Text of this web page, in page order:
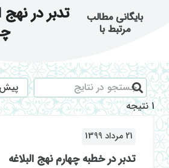
بایگانی مطالب
مرتبط با
تدبر در
1 نتیجه
21 مرداد 1399
تدبر در خطبه چهارم نهج البلاغه